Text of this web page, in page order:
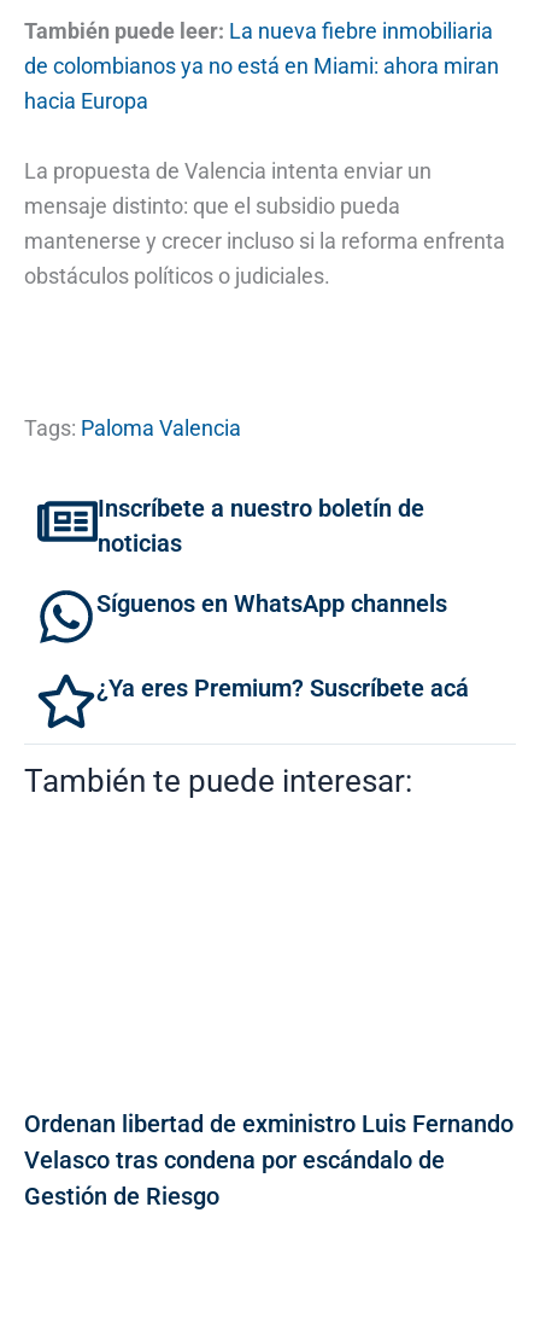
También puede leer: La nueva fiebre inmobiliaria
de colombianos ya no está en Miami: ahora miran
hacia Europa
La propuesta de Valencia intenta enviar un
mensaje distinto: que el subsidio pueda
mantenerse y crecer incluso si la reforma enfrenta
obstáculos políticos o judiciales.
Tags: Paloma Valencia
Inscríbete a nuestro boletín de
noticias
Síguenos en WhatsApp channels
¿Ya eres Premium? Suscríbete acá
También te puede interesar:
Ordenan libertad de exministro Luis Fernando
Velasco tras condena por escándalo de
Gestión de Riesgo